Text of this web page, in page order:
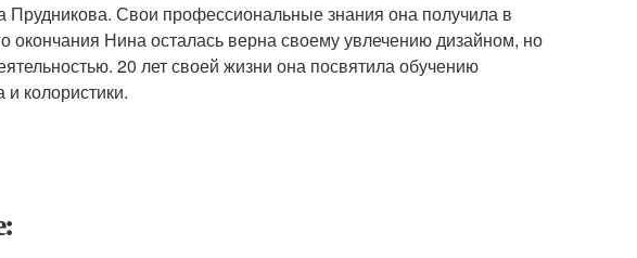
Прудникова. Свои профессиональные знания она получила в
окончания Нина осталась верна своему увлечению дизайном, но
20 лет своей жизни она посвятила обучению
и колористики.